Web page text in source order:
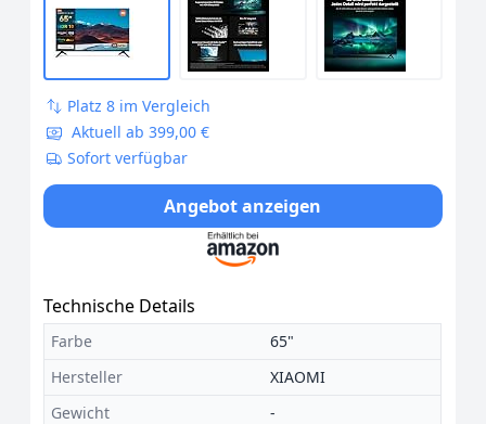
Platz 8 im Vergleich
Aktuell ab 399,00 €
Sofort verfügbar
Angebot anzeigen
Technische Details
Farbe
65"
Hersteller
XIAOMI
Gewicht
-